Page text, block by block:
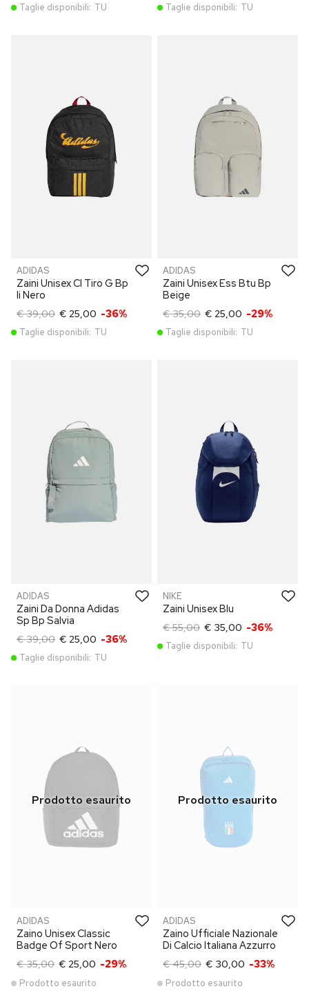
Taglie disponibili: TU Taglie disponibili: TU
ADIDAS
Zaini Unisex Cl Tiro G Bp
Ii Nero
€ 39,00 € 25,00 -36%
Taglie disponibili: TU
ADIDAS
Zaini Unisex Ess Btu Bp
Beige
€ 35,00 € 25,00 -29%
Taglie disponibili: TU
ADIDAS
Zaini Da Donna Adidas
Sp Bp Salvia
€ 39,00 € 25,00 -36%
Taglie disponibili: TU
NIKE
Zaini Unisex Blu
€ 55,00 € 35,00 -36%
Taglie disponibili: TU
ADIDAS
Zaino Unisex Classic
Badge Of Sport Nero
€ 35,00 € 25,00 -29%
Prodotto esaurito
ADIDAS
Zaino Ufficiale Nazionale
Di Calcio Italiana Azzurro
€ 45,00 € 30,00 -33%
Prodotto esaurito